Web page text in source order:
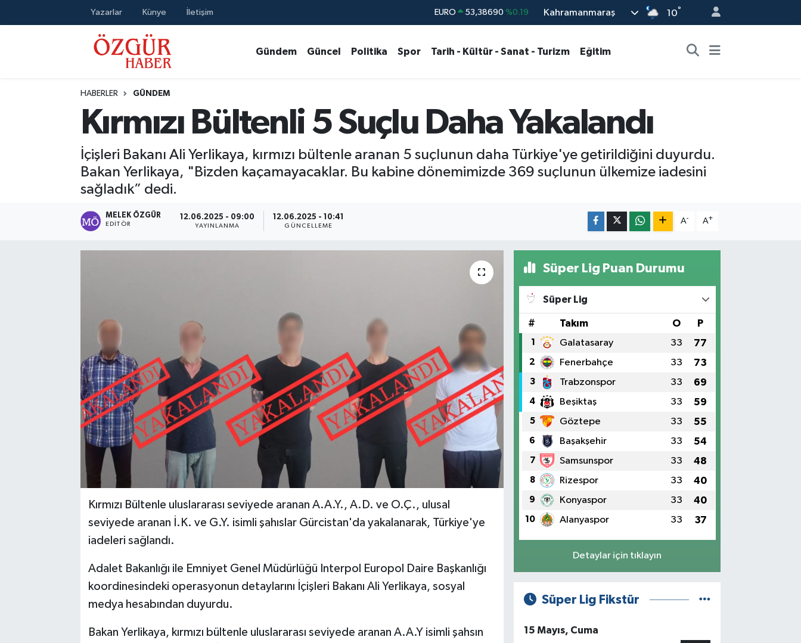
Yazarlar Künye İletişim STERLİN 61,60380 %0.18
BİST100 14.598,00 %0
EURO 53,38690 %0.19
Kahramanmaraş 10°
Gündem Güncel Politika Spor Tarih - Kültür - Sanat - Turizm Eğitim
HABERLER GÜNDEM
Kırmızı Bültenli 5 Suçlu Daha Yakalandı
İçişleri Bakanı Ali Yerlikaya, kırmızı bültenle aranan 5 suçlunun daha Türkiye'ye getirildiğini duyurdu.
Bakan Yerlikaya, "Bizden kaçamayacaklar. Bu kabine dönemimizde 369 suçlunun ülkemize iadesini
sağladık” dedi.
MELEK ÖZGÜR
EDITÖR
12.06.2025 - 09:00
YAYINLANMA
12.06.2025 - 10:41
GÜNCELLEME
A- A+
Kırmızı Bültenle uluslararası seviyede aranan A.A.Y., A.D. ve O.Ç., ulusal
seviyede aranan İ.K. ve G.Y. isimli şahıslar Gürcistan'da yakalanarak, Türkiye'ye
iadeleri sağlandı.
Adalet Bakanlığı ile Emniyet Genel Müdürlüğü Interpol Europol Daire Başkanlığı
koordinesindeki operasyonun detaylarını İçişleri Bakanı Ali Yerlikaya, sosyal
medya hesabından duyurdu.
Bakan Yerlikaya, kırmızı bültenle uluslararası seviyede aranan A.A.Y isimli şahsın
Süper Lig Puan Durumu
Süper Lig
# Takım O P
1 Galatasaray 33 77
2 Fenerbahçe 33 73
3 Trabzonspor 33 69
4 Beşiktaş 33 59
5 Göztepe 33 55
6 Başakşehir 33 54
7 Samsunspor 33 48
8 Rizespor 33 40
9 Konyaspor 33 40
10 Alanyaspor 33 37
Detaylar için tıklayın
Süper Lig Fikstür
15 Mayıs, Cuma
MODA - GÜZELLİK
Tarih - Kültür - Sanat - Turizm
Nöbetçi Eczaneler
Trafik Durumu
Süper Lig Puan Durumu ve Fikstür
Tüm Manşetler
Son Dakika Haberleri